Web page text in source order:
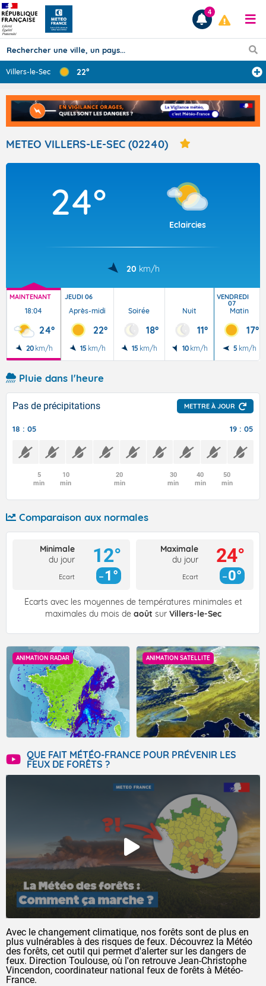
Prévisions
TOUS LES RÉSULTATS
Articles
4
Villers-le-Sec 22°
METEO VILLERS-LE-SEC (02240)
24°
Eclaircies
20 km/h
MAINTENANT
18:04
24°
20 km/h
JEUDI 06
Après-midi
22°
15 km/h
Soirée
18°
15 km/h
Nuit
11°
10 km/h
VENDREDI
07
Matin
17°
5 km/h
Pluie dans l'heure
Pas de précipitations METTRE À JOUR
18 : 05 19 : 05
5
min
10
min
20
min
30
min
40
min
50
min
Comparaison aux normales
Minimale
du jour
Ecart
12°
1°
Maximale
du jour
Ecart
24°
0°
Écarts avec les moyennes de températures minimales et
maximales du mois de août sur Villers-le-Sec
ANIMATION RADAR ANIMATION SATELLITE
QUE FAIT MÉTÉO-FRANCE POUR PRÉVENIR LES
FEUX DE FORÊTS ?
Avec le changement climatique, nos forêts sont de plus en
plus vulnérables à des risques de feux. Découvrez la Météo
des forêts, cet outil qui permet d'alerter sur les dangers de
feux. Direction Toulouse, où l'on retrouve Jean-Christophe
Vincendon, coordinateur national feux de forêts à Météo-
France.